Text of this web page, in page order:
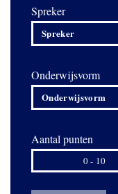
Spreker
Spreker
Onderwijsvorm
Onderwijsvorm
Aantal punten
0 - 10